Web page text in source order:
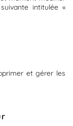
intitulée «
et gérer les